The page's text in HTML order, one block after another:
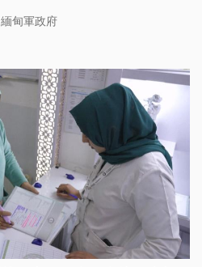
緬甸軍政府